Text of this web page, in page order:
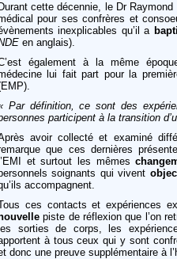
Durant cette décennie, le Dr
pour ses confrères et
inexplicables qu’il a
en anglais).
également à la même
lui fait part pour la
Par définition, ce sont des
participent à la transition
avoir collecté et examiné
que ces dernières
l’EMI et surtout les mêmes
soignants qui vivent
accompagnent.
ces contacts et expériences
piste de réflexion que l’on
les sorties de corps, les
à tous ceux qui y sont
donc une preuve supplémentaire à